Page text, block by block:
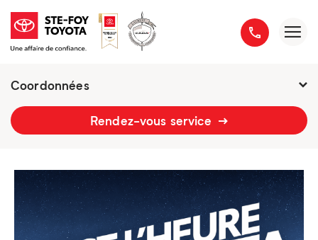
Coordonnées
2777 boulevard du Versant-Nord
Rendez-vous service